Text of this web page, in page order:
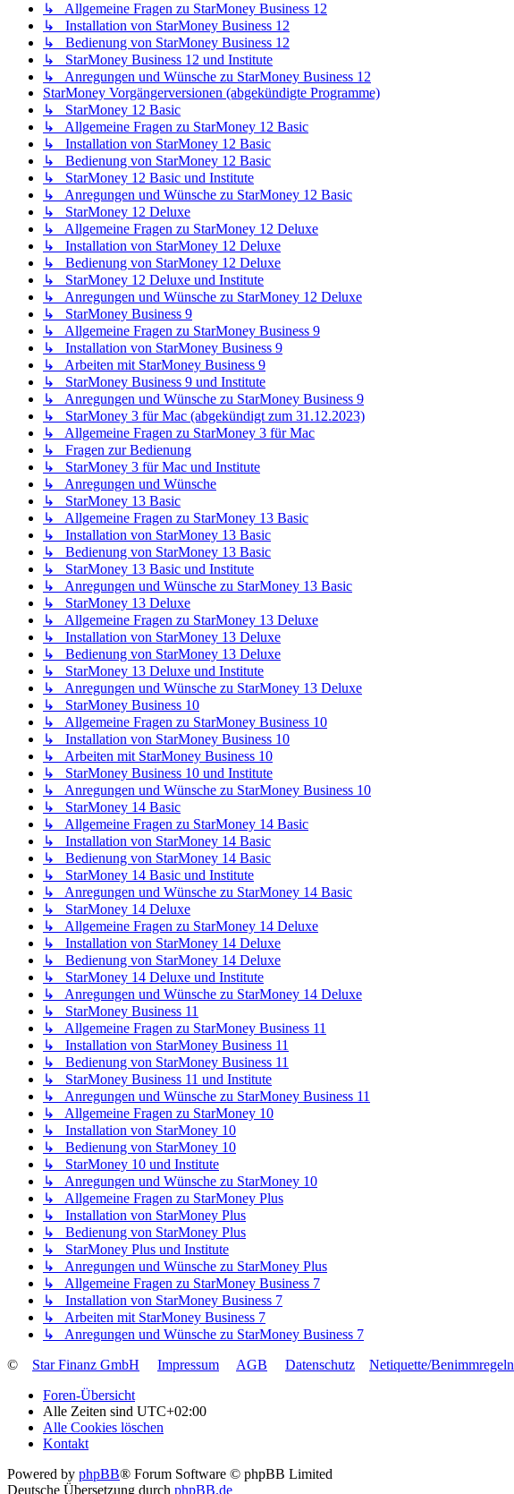
↳ Allgemeine Fragen zu StarMoney Business 12
↳ Installation von StarMoney Business 12
↳ Bedienung von StarMoney Business 12
↳ StarMoney Business 12 und Institute
↳ Anregungen und Wünsche zu StarMoney Business 12
StarMoney Vorgängerversionen (abgekündigte Programme)
↳ StarMoney 12 Basic
↳ Allgemeine Fragen zu StarMoney 12 Basic
↳ Installation von StarMoney 12 Basic
↳ Bedienung von StarMoney 12 Basic
↳ StarMoney 12 Basic und Institute
↳ Anregungen und Wünsche zu StarMoney 12 Basic
↳ StarMoney 12 Deluxe
↳ Allgemeine Fragen zu StarMoney 12 Deluxe
↳ Installation von StarMoney 12 Deluxe
↳ Bedienung von StarMoney 12 Deluxe
↳ StarMoney 12 Deluxe und Institute
↳ Anregungen und Wünsche zu StarMoney 12 Deluxe
↳ StarMoney Business 9
↳ Allgemeine Fragen zu StarMoney Business 9
↳ Installation von StarMoney Business 9
↳ Arbeiten mit StarMoney Business 9
↳ StarMoney Business 9 und Institute
↳ Anregungen und Wünsche zu StarMoney Business 9
↳ StarMoney 3 für Mac (abgekündigt zum 31.12.2023)
↳ Allgemeine Fragen zu StarMoney 3 für Mac
↳ Fragen zur Bedienung
↳ StarMoney 3 für Mac und Institute
↳ Anregungen und Wünsche
↳ StarMoney 13 Basic
↳ Allgemeine Fragen zu StarMoney 13 Basic
↳ Installation von StarMoney 13 Basic
↳ Bedienung von StarMoney 13 Basic
↳ StarMoney 13 Basic und Institute
↳ Anregungen und Wünsche zu StarMoney 13 Basic
↳ StarMoney 13 Deluxe
↳ Allgemeine Fragen zu StarMoney 13 Deluxe
↳ Installation von StarMoney 13 Deluxe
↳ Bedienung von StarMoney 13 Deluxe
↳ StarMoney 13 Deluxe und Institute
↳ Anregungen und Wünsche zu StarMoney 13 Deluxe
↳ StarMoney Business 10
↳ Allgemeine Fragen zu StarMoney Business 10
↳ Installation von StarMoney Business 10
↳ Arbeiten mit StarMoney Business 10
↳ StarMoney Business 10 und Institute
↳ Anregungen und Wünsche zu StarMoney Business 10
↳ StarMoney 14 Basic
↳ Allgemeine Fragen zu StarMoney 14 Basic
↳ Installation von StarMoney 14 Basic
↳ Bedienung von StarMoney 14 Basic
↳ StarMoney 14 Basic und Institute
↳ Anregungen und Wünsche zu StarMoney 14 Basic
↳ StarMoney 14 Deluxe
↳ Allgemeine Fragen zu StarMoney 14 Deluxe
↳ Installation von StarMoney 14 Deluxe
↳ Bedienung von StarMoney 14 Deluxe
↳ StarMoney 14 Deluxe und Institute
↳ Anregungen und Wünsche zu StarMoney 14 Deluxe
↳ StarMoney Business 11
↳ Allgemeine Fragen zu StarMoney Business 11
↳ Installation von StarMoney Business 11
↳ Bedienung von StarMoney Business 11
↳ StarMoney Business 11 und Institute
↳ Anregungen und Wünsche zu StarMoney Business 11
↳ Allgemeine Fragen zu StarMoney 10
↳ Installation von StarMoney 10
↳ Bedienung von StarMoney 10
↳ StarMoney 10 und Institute
↳ Anregungen und Wünsche zu StarMoney 10
↳ Allgemeine Fragen zu StarMoney Plus
↳ Installation von StarMoney Plus
↳ Bedienung von StarMoney Plus
↳ StarMoney Plus und Institute
↳ Anregungen und Wünsche zu StarMoney Plus
↳ Allgemeine Fragen zu StarMoney Business 7
↳ Installation von StarMoney Business 7
↳ Arbeiten mit StarMoney Business 7
↳ Anregungen und Wünsche zu StarMoney Business 7
©
Star Finanz GmbH Impressum AGB Datenschutz
Netiquette/Benimmregeln
Foren-Übersicht
Alle Zeiten sind UTC+02:00
Alle Cookies löschen
Kontakt
Powered by phpBB® Forum Software © phpBB Limited
Deutsche Übersetzung durch phpBB.de